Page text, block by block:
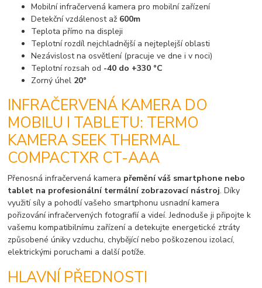
Mobilní infračervená kamera pro mobilní zařízení
Detekční vzdálenost až 600m
Teplota přímo na displeji
Teplotní rozdíl nejchladnější a nejteplejší oblasti
Nezávislost na osvětlení (pracuje ve dne i v noci)
Teplotní rozsah od -40 do +330 °C
Zorný úhel 20°
INFRAČERVENÁ KAMERA DO
MOBILU I TABLETU: TERMO
KAMERA SEEK THERMAL
COMPACTXR CT-AAA
Přenosná infračervená kamera přemění váš smartphone nebo
tablet na profesionální termální zobrazovací nástroj. Díky
využití síly a pohodlí vašeho smartphonu usnadní kamera
pořizování infračervených fotografií a videí. Jednoduše ji připojte k
vašemu kompatibilnímu zařízení a detekujte energetické ztráty
způsobené úniky vzduchu, chybějící nebo poškozenou izolací,
elektrickými poruchami a další potíže.
HLAVNÍ PŘEDNOSTI